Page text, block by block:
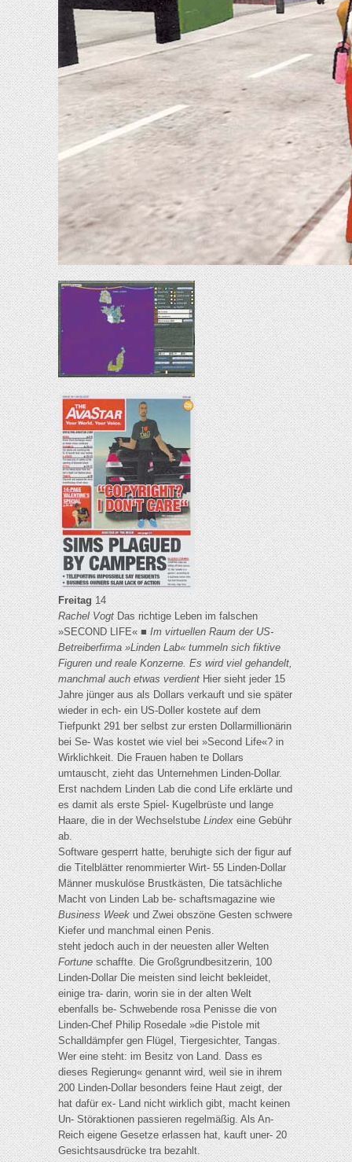
Freitag14
Rachel VogtDas richtige Leben im falschen
»SECOND LIFE« ■Im virtuellen Raum der US-
Betreiberfirma »Linden Lab« tummeln sich fiktive
Figuren und reale Konzerne. Es wird viel gehandelt,
manchmal auch etwas verdientHier sieht jeder 15
Jahre jünger aus als Dollars verkauft und sie später
wieder in ech- ein US-Doller kostete auf dem
Tiefpunkt 291 ber selbst zur ersten Dollarmillionärin
bei Se- Was kostet wie viel bei »Second Life«? in
Wirklichkeit. Die Frauen haben te Dollars
umtauscht, zieht das Unternehmen Linden-Dollar.
Erst nachdem Linden Lab die cond Life erklärte und
es damit als erste Spiel- Kugelbrüste und lange
Haare, die in der WechselstubeLindexeine Gebühr
ab.
Software gesperrt hatte, beruhigte sich der figur auf
die Titelblätter renommierter Wirt- 55 Linden-Dollar
Männer muskulöse Brustkästen, Die tatsächliche
Macht von Linden Lab be- schaftsmagazine wie
Business Weekund Zwei obszöne Gesten schwere
Kiefer und manchmal einen Penis.
steht jedoch auch in der neuesten aller Welten
Fortuneschaffte. Die Großgrundbesitzerin, 100
Linden-Dollar Die meisten sind leicht bekleidet,
einige tra- darin, worin sie in der alten Welt
ebenfalls be- Schwebende rosa Penisse die von
Linden-Chef Philip Rosedale »die Pistole mit
Schalldämpfer gen Flügel, Tiergesichter, Tangas.
Wer eine steht: im Besitz von Land. Dass es
dieses Regierung« genannt wird, weil sie in ihrem
200 Linden-Dollar besonders feine Haut zeigt, der
hat dafür ex- Land nicht wirklich gibt, macht keinen
Un- Störaktionen passieren regelmäßig. Als An-
Reich eigene Gesetze erlassen hat, kauft uner- 20
Gesichtsausdrücke tra bezahlt.